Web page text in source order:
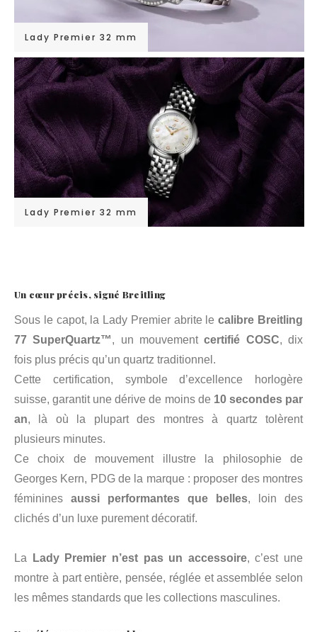
Lady Premier 32 mm
Lady Premier 32 mm
Un cœur précis, signé Breitling
Sous le capot, la Lady Premier abrite lecalibre Breitling
77 SuperQuartz™, un mouvementcertifié COSC, dix
fois plus précis qu’un quartz traditionnel.
Cette certification, symbole d’excellence horlogère
suisse, garantit une dérive de moins de 10 secondes par
an, là où la plupart des montres à quartz tolèrent
plusieurs minutes.
Ce choix de mouvement illustre la philosophie de
Georges Kern, PDG de la marque : proposer des montres
féminines aussi performantes que belles, loin des
clichés d’un luxe purement décoratif.
La Lady Premier n’est pas un accessoire, c’est une
montre à part entière, pensée, réglée et assemblée selon
les mêmes standards que les collections masculines.